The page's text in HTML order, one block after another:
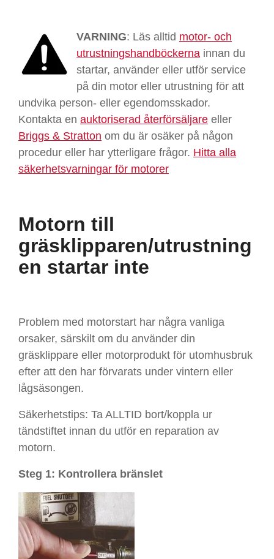
VARNING: Läs alltid motor- och
utrustningshandböckerna innan du
startar, använder eller utför service
på din motor eller utrustning för att
undvika person- eller egendomsskador.
Kontakta en auktoriserad återförsäljare eller
Briggs & Stratton om du är osäker på någon
procedur eller har ytterligare frågor. Hitta alla
säkerhetsvarningar för motorer
Motorn till
gräsklipparen/utrustning
en startar inte
Problem med motorstart har några vanliga
orsaker, särskilt om du använder din
gräsklippare eller motorprodukt för utomhusbruk
efter att den har förvarats under vintern eller
lågsäsongen.
Säkerhetstips: Ta ALLTID bort/koppla ur
tändstiftet innan du utför en reparation av
motorn.
Steg 1: Kontrollera bränslet